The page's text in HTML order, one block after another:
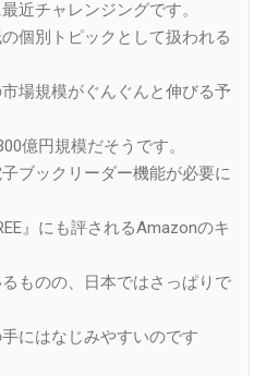
近チャレンジングです。
個別トピックとして扱われる
場規模がぐんぐんと伸びる予
億円規模だそうです。
ブックリーダー機能が必要に
』にも評されるAmazonのキ
ものの、日本ではさっぱりで
にはなじみやすいのです